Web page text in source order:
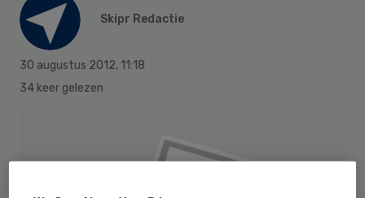
Skipr Redactie
30 augustus 2012, 11:18
34 keer gelezen